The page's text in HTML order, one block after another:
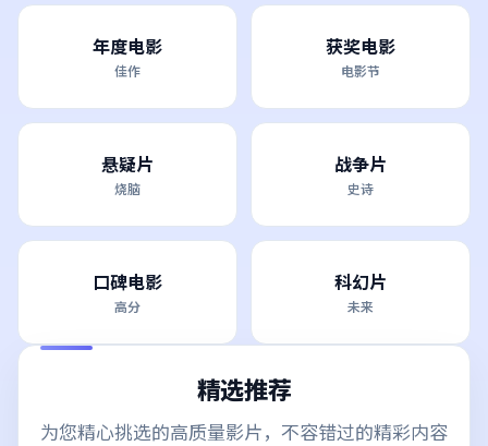
年度电影
佳作
获奖电影
电影节
悬疑片
烧脑
战争片
史诗
口碑电影
高分
科幻片
未来
精选推荐
为您精心挑选的高质量影片，不容错过的精彩内容